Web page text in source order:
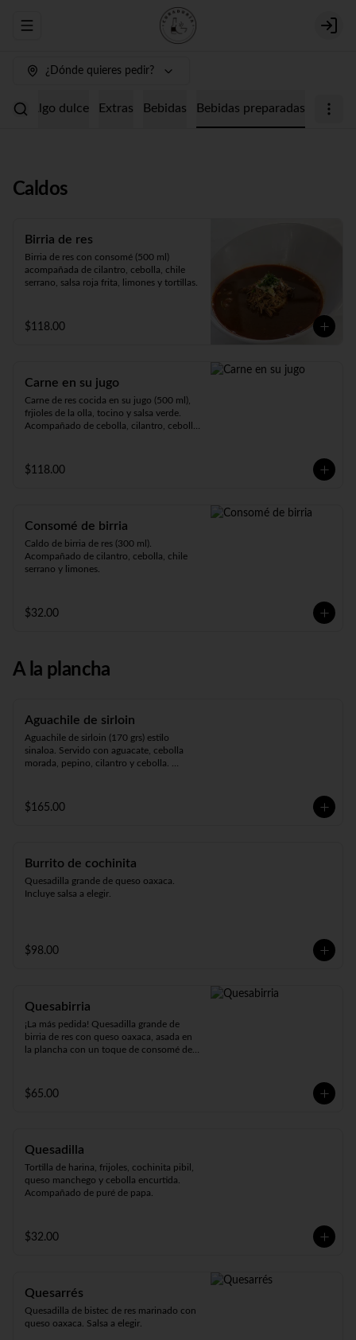
Abrir menu de navegación Login
¿Dónde quieres pedir?
Algo dulce Extras Bebidas Bebidas preparadas
Caldos
Birria de res
Birria de res con consomé (500 ml)
acompañada de cilantro, cebolla, chile
serrano, salsa roja frita, limones y tortillas.
$118.00
Carne en su jugo
Carne de res cocida en su jugo (500 ml),
frjioles de la olla, tocino y salsa verde.
Acompañado de cebolla, cilantro, cebolla
$118.00
Consomé de birria
Caldo de birria de res (300 ml).
Acompañado de cilantro, cebolla, chile
serrano y limones.
$32.00
A la plancha
Aguachile de sirloin
Aguachile de sirloin (170 grs) estilo
sinaloa. Servido con aguacate, cebolla
morada, pepino, cilantro y cebolla.
$165.00
Burrito de cochinita
Quesadilla grande de queso oaxaca.
Incluye salsa a elegir.
$98.00
Quesabirria
¡La más pedida! Quesadilla grande de
birria de res con queso oaxaca, asada en
la plancha con un toque de consomé de
serrano, limones y salsa a elegir.
$65.00
Quesadilla
Tortilla de harina, frijoles, cochinita pibil,
queso manchego y cebolla encurtida.
Acompañado de puré de papa.
$32.00
Quesarrés
Quesadilla de bistec de res marinado con
queso oaxaca. Salsa a elegir.